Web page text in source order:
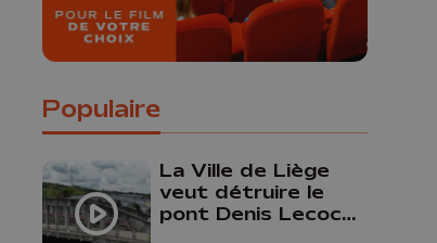
Populaire
La Ville de Liège
veut détruire le
pont Denis Lecocq